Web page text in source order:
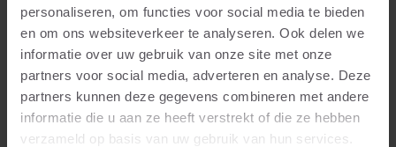
personaliseren, om functies voor social media te bieden
en om ons websiteverkeer te analyseren. Ook delen we
informatie over uw gebruik van onze site met onze
partners voor social media, adverteren en analyse. Deze
partners kunnen deze gegevens combineren met andere
informatie die u aan ze heeft verstrekt of die ze hebben
verzameld op basis van uw gebruik van hun services.
12 CM DIKTE